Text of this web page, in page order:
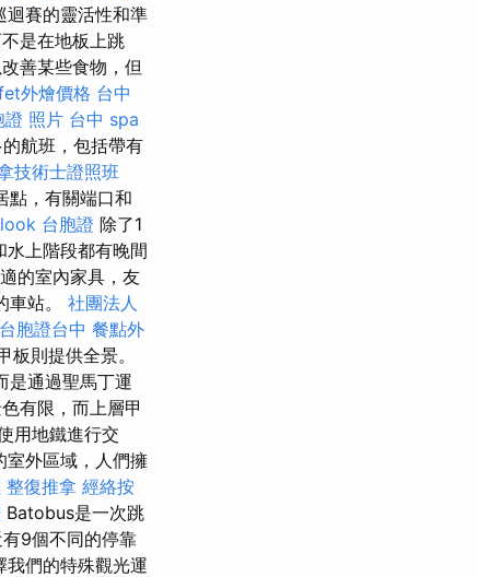
迴賽的靈活性和準
是在地板上跳
善某些食物，但
外燴價格 台中
證 照片 台中 spa
航班，包括帶有
技術士證照班
點，有關端口和
台胞證 除了1
上階段都有晚間
的室內家具，友
站。 社團法人
台胞證台中 餐點外
則提供全景。
是通過聖馬丁運
有限，而上層甲
用地鐵進行交
室外區域，人們擁
整復推拿 經絡按
Batobus是一次跳
9個不同的停靠
我們的特殊觀光運